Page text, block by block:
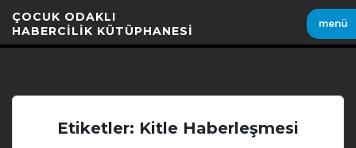
Geç
ÇOCUK ODAKLI
HABERCİLİK KÜTÜPHANESİ
menü
Etiketler: Kitle Haberleşmesi